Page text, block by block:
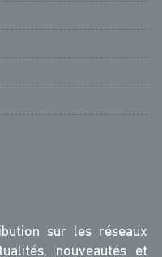
sur les réseaux
nouveautés et